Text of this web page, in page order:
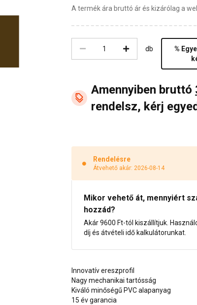
A termék ára bruttó ár és kizárólag a
db
%
Amennyiben bruttó
rendelsz, kérj
Rendelésre
Átvehető akár: 2026-08-14
Mikor vehető át, mennyiért
hozzád?
Akár 9600 Ft-tól kiszállítjuk.
díj és átvételi idő kalkulátorunkat.
Innovatív ereszprofil
Nagy mechanikai tartósság
Kiváló minőségű PVC alapanyag
15 év garancia